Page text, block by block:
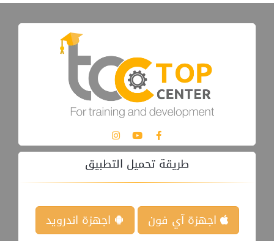
طريقة تحميل التطبيق
اجهزة آي فون اجهزة اندرويد